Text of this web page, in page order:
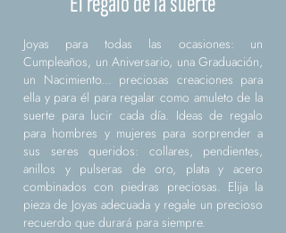
Joyas para todas las ocasiones: un
Cumpleaños, un Aniversario, una Graduación,
un Nacimiento... preciosas creaciones para
ella y para él para regalar como amuleto de la
suerte para lucir cada día. Ideas de regalo
para hombres y mujeres para sorprender a
sus seres queridos: collares, pendientes,
anillos y pulseras de oro, plata y acero
combinados con piedras preciosas. Elija la
pieza de Joyas adecuada y regale un precioso
recuerdo que durará para siempre.